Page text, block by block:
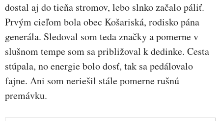
dostal aj do tieňa stromov, lebo slnko začalo páliť.
Prvým cieľom bola obec Košariská, rodisko pána
generála. Sledoval som teda značky a pomerne v
slušnom tempe som sa približoval k dedinke. Cesta
stúpala, no energie bolo dosť, tak sa pedálovalo
fajne. Ani som neriešil stále pomerne rušnú
premávku.